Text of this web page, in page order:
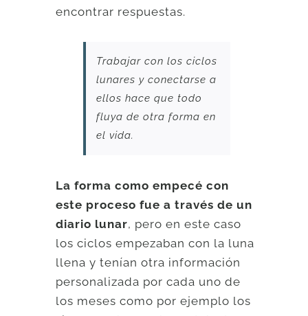
encontrar respuestas.
Trabajar con los ciclos
lunares y conectarse a
ellos hace que todo
fluya de otra forma en
el vida.
La forma como empecé con
este proceso fue a través de un
diario lunar, pero en este caso
los ciclos empezaban con la luna
llena y tenían otra información
personalizada por cada uno de
los meses como por ejemplo los